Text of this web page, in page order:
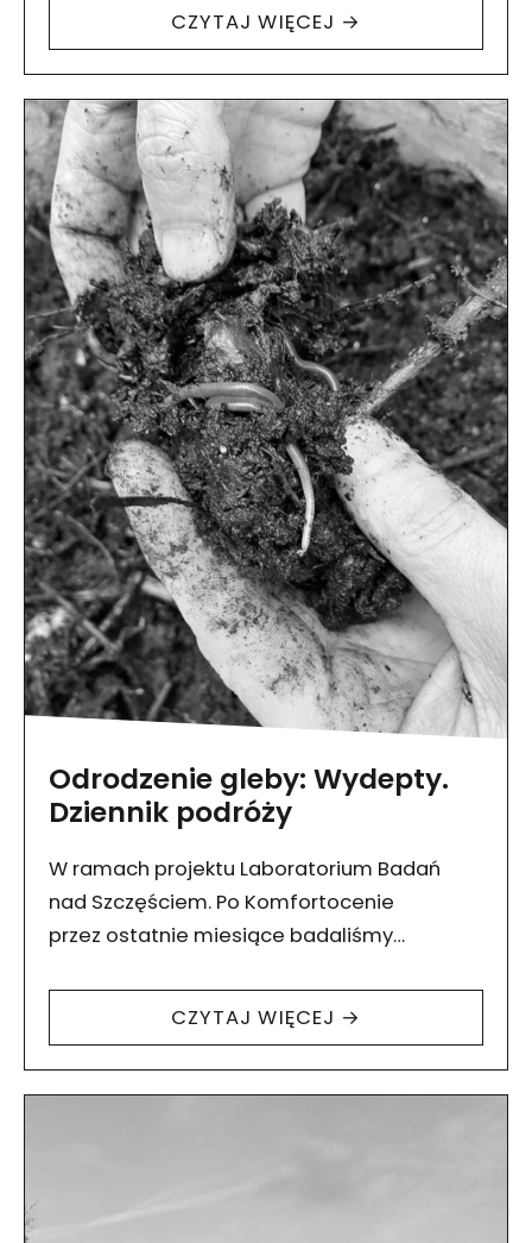
postrzegania przestrzeni miejskiej
i dostrzeżenie tego, co kryje…
CZYTAJ WIĘCEJ →
Odrodzenie gleby: Wydepty.
Dziennik podróży
W ramach projektu Laboratorium Badań
nad Szczęściem. Po Komfortocenie
przez ostatnie miesiące badaliśmy
podróży. Punktem wyjścia było dla nas
doświadczenie…
CZYTAJ WIĘCEJ →